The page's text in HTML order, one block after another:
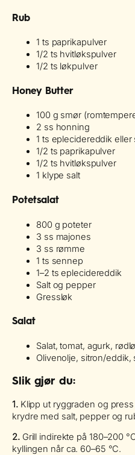
Rub
1 ts paprikapulver
1/2 ts hvitløkspulver
1/2 ts løkpulver
Honey Butter
100 g smør
2 ss honning
1 ts eplecidereddik eller
1/2 ts paprikapulver
1/2 ts hvitløkspulver
1 klype salt
Potetsalat
800 g poteter
3 ss majones
3 ss rømme
1 ts sennep
1–2 ts eplecidereddik
Salt og pepper
Gressløk
Salat
Salat, tomat, agurk,
Olivenolje, sitron/eddik,
Slik gjør du:
1.Klipp ut ryggraden og
krydre med salt, pepper og
2.Grill indirekte på 180–200
kyllingen når ca. 60–65 °C.